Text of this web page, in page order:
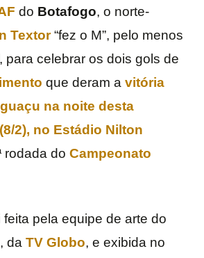
do Botafogo, o norte-
Textor “fez o M”, pelo menos
para celebrar os dois gols de
que deram a vitória
na noite desta
2), no Estádio Nilton
rodada do Campeonato
pela equipe de arte do
, da TV Globo, e exibida no